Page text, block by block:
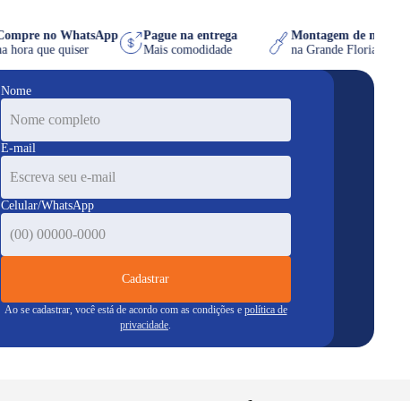
Compre no WhatsApp
na hora que quiser
Pague na entrega
Mais comodidade
Montagem de
na Grande
Nome
E-mail
Celular/WhatsApp
Cadastrar
Ao se cadastrar, você está de acordo com as condições e política de
privacidade.